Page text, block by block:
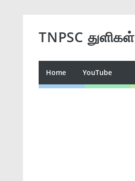
TNPSC துளிகள்
Home YouTube